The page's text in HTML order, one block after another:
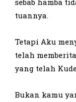
tuannya.
Tetapi Aku
telah
yang telah
Bukan kamu